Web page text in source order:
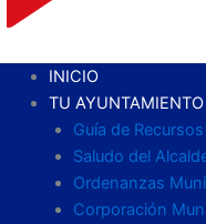
INICIO
TU AYUNTAMIENTO
Guía de
Saludo del
Ordenanzas
Corporación